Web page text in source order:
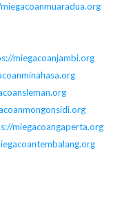
miegacoanjambi.org
miegacoangaperta.org